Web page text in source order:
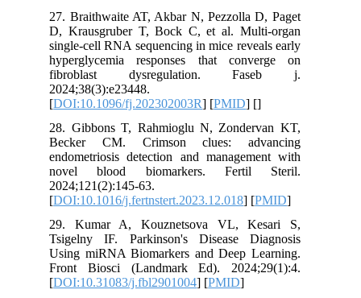
27. Braithwaite AT, Akbar N, Pezzolla D, Paget
D, Krausgruber T, Bock C, et al. Multi-organ
single-cell RNA sequencing in mice reveals early
hyperglycemia responses that converge on
fibroblast dysregulation. Faseb j.
2024;38(3):e23448.
[DOI:10.1096/fj.202302003R] [PMID] [
28. Gibbons T, Rahmioglu N, Zondervan KT,
Becker CM. Crimson clues: advancing
endometriosis detection and management with
novel blood biomarkers. Fertil Steril.
2024;121(2):145-63.
[DOI:10.1016/j.fertnstert.2023.12.018] [PMID
29. Kumar A, Kouznetsova VL, Kesari S,
Tsigelny IF. Parkinson's Disease Diagnosis
Using miRNA Biomarkers and Deep Learning.
Front Biosci (Landmark Ed). 2024;29(1):4.
[DOI:10.31083/j.fbl2901004] [PMID